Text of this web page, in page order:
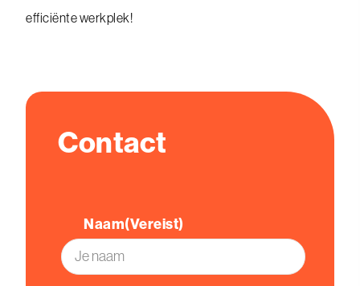
efficiënte werkplek!
Contact
Naam(Vereist)